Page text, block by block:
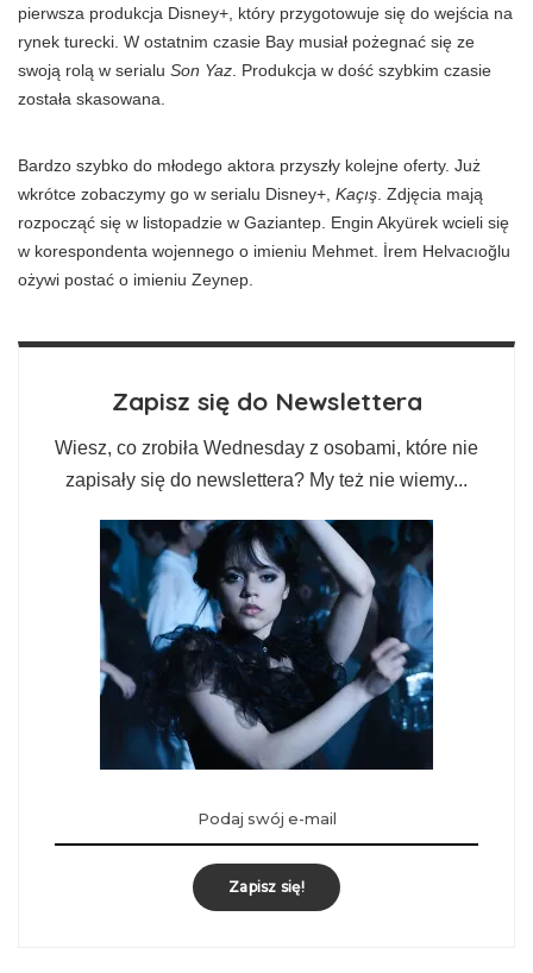
pierwsza produkcja Disney+, który przygotowuje się do wejścia na
rynek turecki. W ostatnim czasie Bay musiał pożegnać się ze
swoją rolą w serialu Son Yaz . Produkcja w dość szybkim czasie
została skasowana.
Bardzo szybko do młodego aktora przyszły kolejne oferty. Już
wkrótce zobaczymy go w serialu Disney+, Kaçış . Zdjęcia mają
rozpocząć się w listopadzie w Gaziantep. Engin Akyürek wcieli się
w korespondenta wojennego o imieniu Mehmet. İrem Helvacıoğlu
ożywi postać o imieniu Zeynep.
Zapisz się do Newslettera
Wiesz, co zrobiła Wednesday z osobami, które nie
zapisały się do newslettera? My też nie wiemy...
Zapisz się!